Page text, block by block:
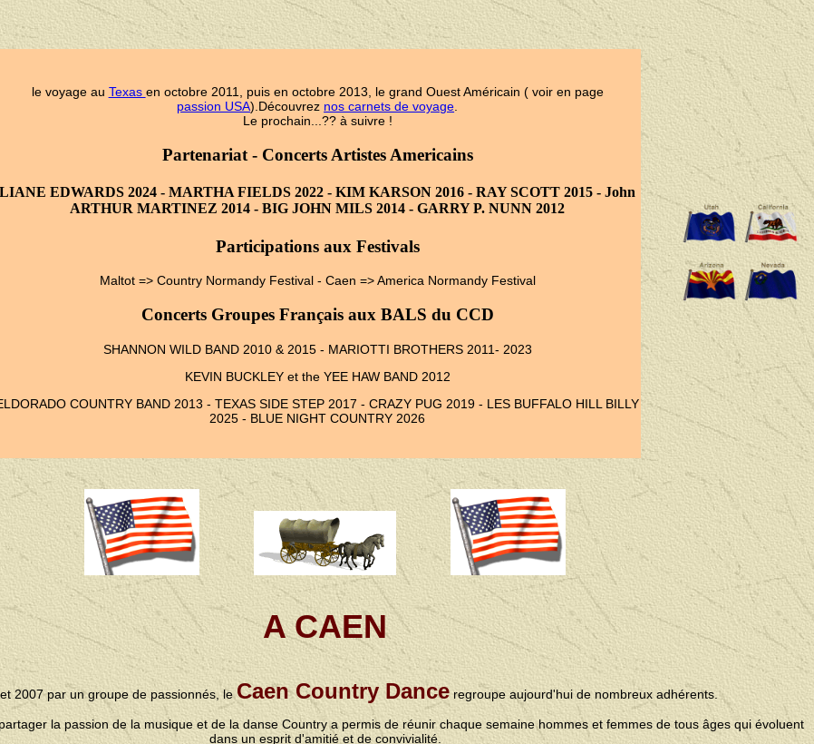
le voyage au Texas en octobre 2011, puis en octobre 2013, le grand Ouest Américain ( voir en page
passion USA).Découvrez nos carnets de voyage.
Le prochain...?? à suivre !
Partenariat - Concerts Artistes Americains
LIANE EDWARDS 2024 - MARTHA FIELDS 2022 - KIM KARSON 2016 - RAY SCOTT 2015 - John
ARTHUR MARTINEZ 2014 - BIG JOHN MILS 2014 - GARRY P. NUNN 2012
Participations aux Festivals
Maltot => Country Normandy Festival - Caen => America Normandy Festival
Concerts Groupes Français aux BALS du CCD
SHANNON WILD BAND 2010 & 2015 - MARIOTTI BROTHERS 2011- 2023
KEVIN BUCKLEY et the YEE HAW BAND 2012
COUNTRY BAND 2013 - TEXAS SIDE STEP 2017 - CRAZY PUG 2019 - LES BUFFALO HILL BILLY
2025 - BLUE NIGHT COUNTRY 2026
A CAEN
2007 par un groupe de passionnés, leCaen Country Danceregroupe aujourd'hui de nombreux adhérents.
la passion de la musique et de la danse Country a permis de réunir chaque semaine hommes et femmes de tous âges qui évoluent
dans un esprit d'amitié et de convivialité.